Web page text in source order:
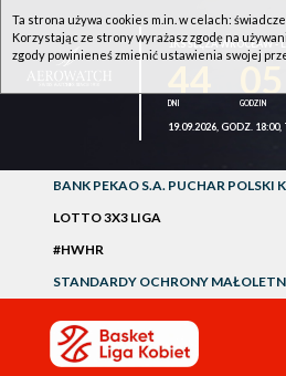
1KS ŚLĘZA WROCŁAW
19.09.2026, GODZ. 18:00,
BANK PEKAO S.A. PUCHAR POLSKI
LOTTO 3X3 LIGA
#HWHR
STANDARDY OCHRONY
Ta strona używa cookies m.in. w celach:
Korzystając ze strony wyrażasz zgodę na
zgody powinieneś zmienić ustawienia swojej